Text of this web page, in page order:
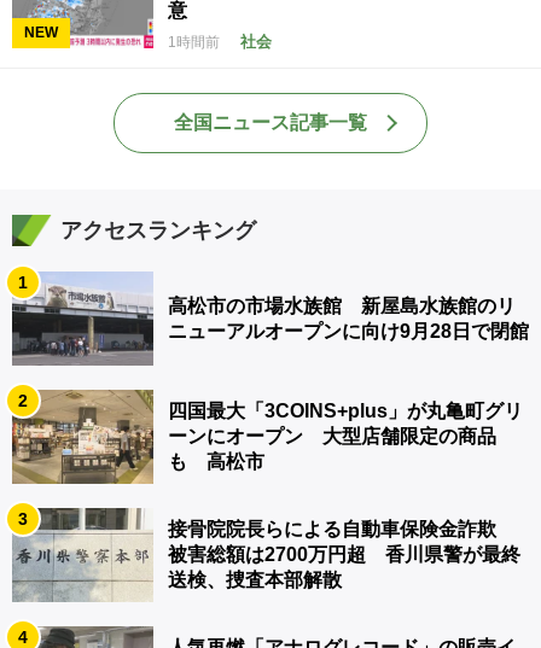
NEW
意
1時間前 社会
全国ニュース記事一覧
アクセスランキング
1
高松市の市場水族館 新屋島水族館のリ
ニューアルオープンに向け9月28日で閉館
2
四国最大「3COINS+plus」が丸亀町グリ
ーンにオープン 大型店舗限定の商品
も 高松市
3
接骨院院長らによる自動車保険金詐欺
被害総額は2700万円超 香川県警が最終
送検、捜査本部解散
4